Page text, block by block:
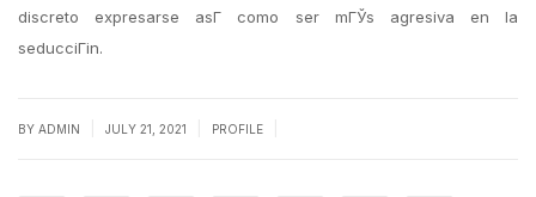
discreto expresarse asГ­ como ser mГЎs agresiva en la
seducciГіn.
BY ADMIN JULY 21, 2021 PROFILE